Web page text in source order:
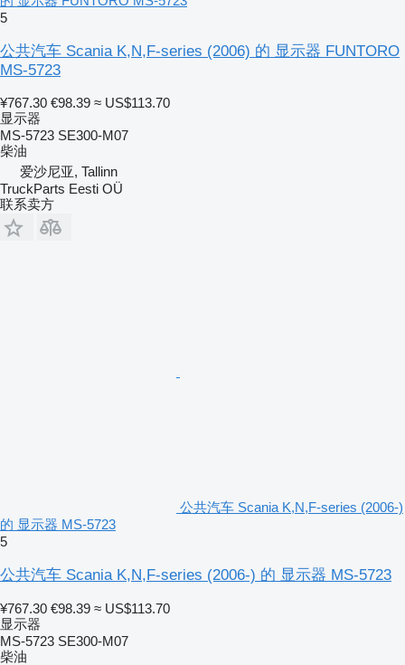
5
公共汽车 Scania K,N,F-series (2006) 的 显示器 FUNTORO
MS-5723
¥767.30 €98.39 ≈ US$113.70
显示器
MS-5723 SE300-M07
柴油
爱沙尼亚, Tallinn
TruckParts Eesti OÜ
联系卖方
公共汽车 Scania K,N,F-series (2006-)
的 显示器 MS-5723
5
公共汽车 Scania K,N,F-series (2006-) 的 显示器 MS-5723
¥767.30 €98.39 ≈ US$113.70
显示器
MS-5723 SE300-M07
柴油